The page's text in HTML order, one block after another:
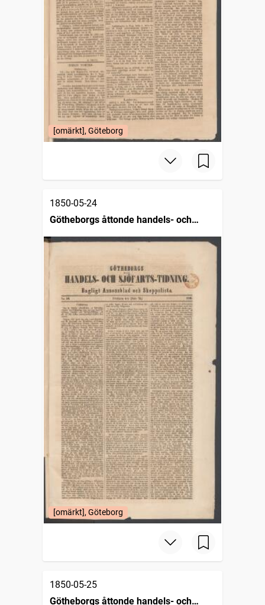
[omärkt], Göteborg
1850-05-24
Götheborgs åttonde handels- och
sjöfartstidning, dagligt annonsblad och
[omärkt], Göteborg
1850-05-25
Götheborgs åttonde handels- och